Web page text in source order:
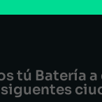
tú Batería
siguentes